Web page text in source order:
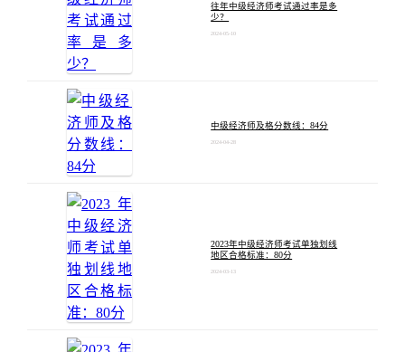
往年中级经济师考试通过率是多
少？
2024-05-10
中级经济师及格分数线：84分
2024-04-28
2023年中级经济师考试单独划线
地区合格标准：80分
2024-03-13